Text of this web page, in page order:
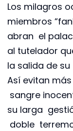
Los milagros
miembros
abran el
al tutelador
la salida de
Así evitan
sangre
su larga
doble